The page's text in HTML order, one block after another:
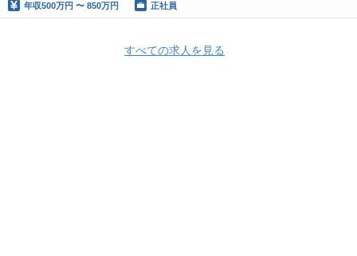
年収500万円 〜 850万円 正社員
すべての求人を見る